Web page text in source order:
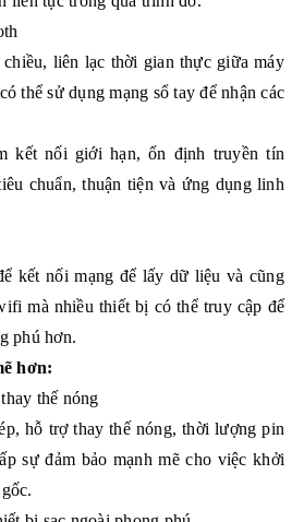
liên lạc thời gian thực giữa máy
thể sử dụng mạng sổ tay để nhận các
kết nối giới hạn, ổn định truyền tín
chuẩn, thuận tiện và ứng dụng linh
kết nối mạng để lấy dữ liệu và cũng
mà nhiều thiết bị có thể truy cập để
phú hơn.
hơn:
thế nóng
hỗ trợ thay thế nóng, thời lượng pin
sự đảm bảo mạnh mẽ cho việc khởi